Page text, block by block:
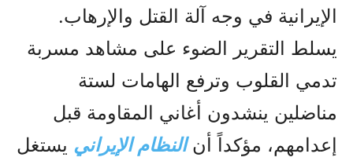
الإيرانية في وجه آلة القتل والإرهاب.
يسلط التقرير الضوء على مشاهد مسربة
تدمي القلوب وترفع الهامات لستة
مناضلين ينشدون أغاني المقاومة قبل
إعدامهم، مؤكداً أنالنظام الإيراني يستغل